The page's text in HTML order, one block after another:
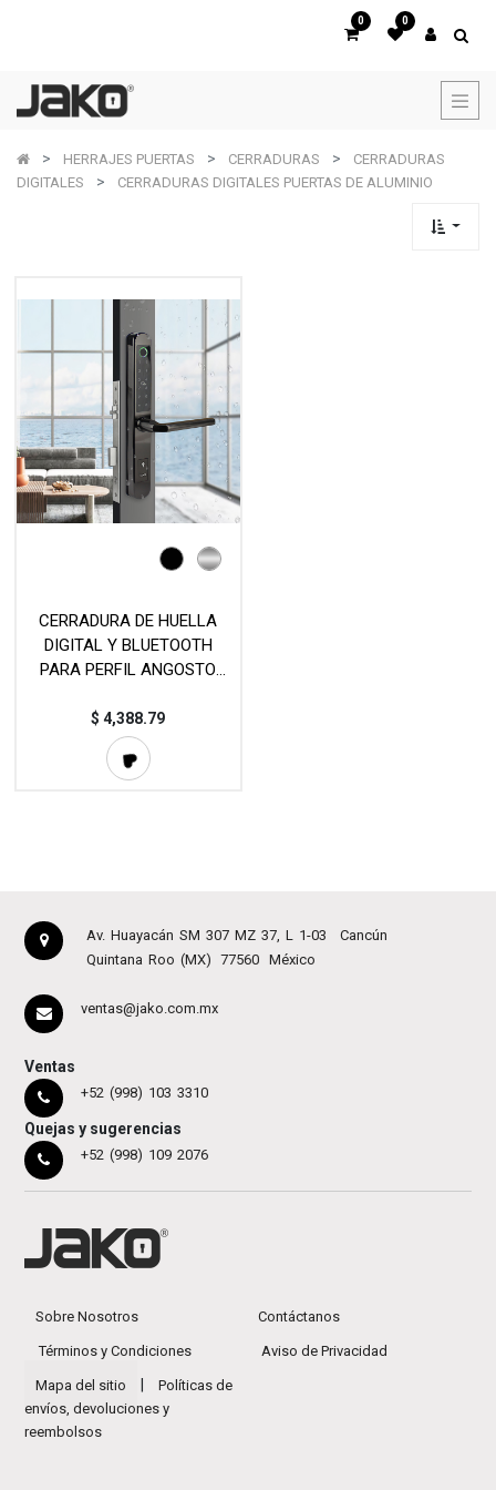
0 0
HERRAJES PUERTAS CERRADURAS
CERRADURAS
DIGITALES
CERRADURAS DIGITALES PUERTAS DE ALUMINIO
CERRADURA DE HUELLA
DIGITAL Y BLUETOOTH
PARA PERFIL ANGOSTO
$4,388.79
Av. Huayacán SM 307 MZ 37, L 1-03
Cancún
Quintana Roo (MX)
77560 México
ventas@jako.com.mx
Ventas
+52 (998) 103 3310
Quejas y sugerencias
+52 (998) 109 2076
Sobre Nosotros Contáctanos
Términos y Condiciones Aviso de Privacidad
Mapa del sitio
Políticas de
envíos, devoluciones y
reembolsos